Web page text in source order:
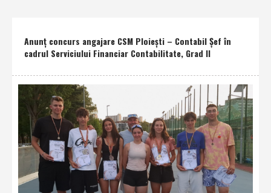
Anunţ concurs angajare CSM Ploieşti – Contabil Şef în
cadrul Serviciului Financiar Contabilitate, Grad II